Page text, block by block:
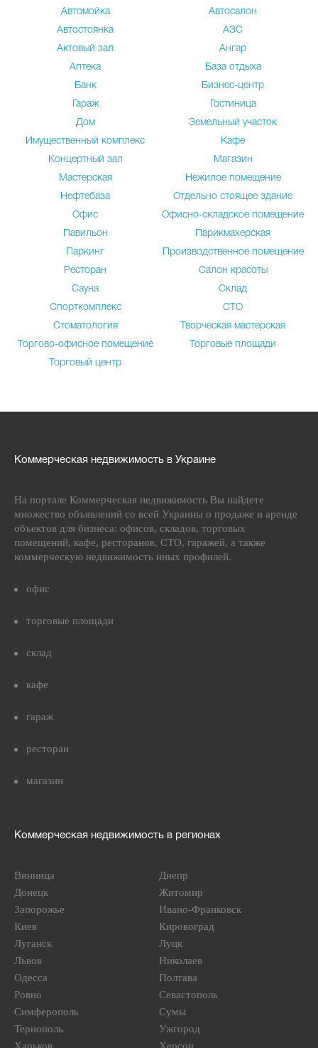
Автомойка
Автосалон
Автостоянка
АЗС
Актовый зал
Ангар
Аптека
База отдыха
Банк
Бизнес-центр
Гараж
Гостиница
Дом
Земельный участок
Имущественный комплекс
Кафе
Концертный зал
Магазин
Мастерская
Нежилое помещение
Нефтебаза
Отдельно стоящее здание
Офис
Офисно-складское помещение
Павильон
Парикмахерская
Паркинг
Производственное помещение
Ресторан
Салон красоты
Сауна
Склад
Спорткомплекс
СТО
Стоматология
Творческая мастерская
Торгово-офисное помещение
Торговые площади
Торговый центр
Коммерческая недвижимость в Украине
На портале Коммерческая недвижимость Вы найдете
множество объявлений со всей Украины о продаже и аренде
объектов для бизнеса: офисов, складов, торговых
помещений, кафе, ресторанов, СТО, гаражей, а также
коммерческую недвижимость иных профилей.
офис
торговые площади
склад
кафе
гараж
ресторан
магазин
Коммерческая недвижимость в регионах
Винница
Днепр
Донецк
Житомир
Запорожье
Ивано-Франковск
Киев
Кировоград
Луганск
Луцк
Львов
Николаев
Одесса
Полтава
Ровно
Севастополь
Симферополь
Сумы
Тернополь
Ужгород